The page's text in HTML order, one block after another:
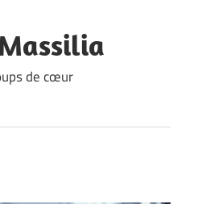
de cœur